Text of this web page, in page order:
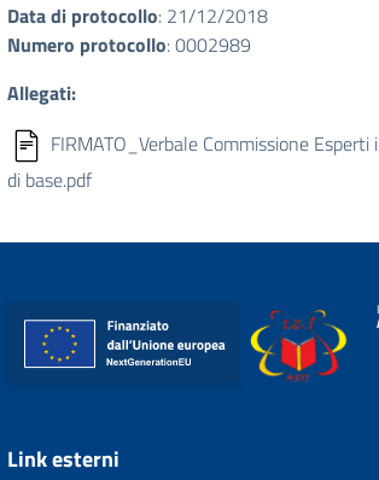
Data di protocollo: 21/12/2018
Numero protocollo: 0002989
Allegati:
FIRMATO_Verbale Commissione
di base.pdf
Link esterni